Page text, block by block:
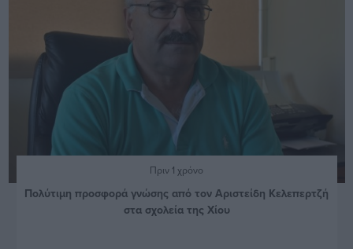
Πριν 1 χρόνο
Πολύτιμη προσφορά γνώσης από τον Αριστείδη Κελεπερτζή
στα σχολεία της Χίου